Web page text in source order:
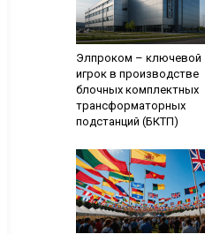
Элпроком – ключевой
игрок в производстве
блочных комплектных
трансформаторных
подстанций (БКТП)